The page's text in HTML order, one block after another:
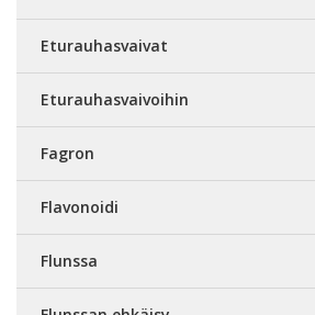
Eturauhasvaivat
Eturauhasvaivoihin
Fagron
Flavonoidi
Flunssa